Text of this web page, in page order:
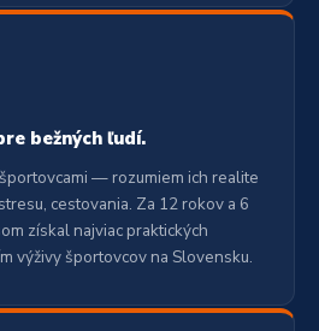
bežných ľudí.
— rozumiem ich realite
cestovania. Za 12 rokov a 6
získal najviac praktických
výživy športovcov na Slovensku.